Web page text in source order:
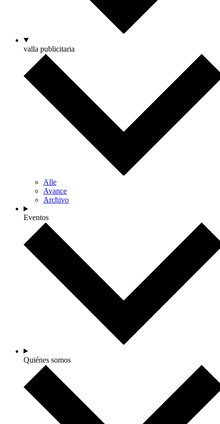
valla publicitaria
Alle
Avance
Archivo
Eventos
Quiénes somos